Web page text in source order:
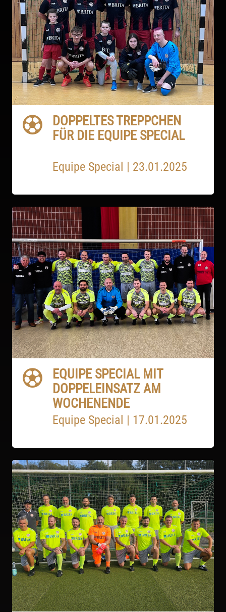
DOPPELTES TREPPCHEN
FÜR DIE EQUIPE SPECIAL
Equipe Special | 23.01.2025
EQUIPE SPECIAL MIT
DOPPELEINSATZ AM
WOCHENENDE
Equipe Special | 17.01.2025